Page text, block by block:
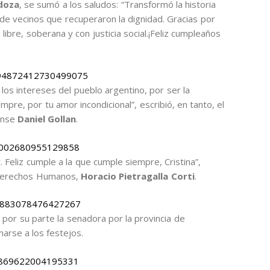
, se sumó a los saludos: “Transformó la historia
vecinos que recuperaron la dignidad. Gracias por
soberana y con justicia social.¡Feliz cumpleaños
intereses del pueblo argentino, por ser la
por tu amor incondicional”, escribió, en tanto, el
Daniel Gollan.
cumple a la que cumple siempre, Cristina”,
Humanos, Horacio Pietragalla Corti.
su parte la senadora por la provincia de
a los festejos.